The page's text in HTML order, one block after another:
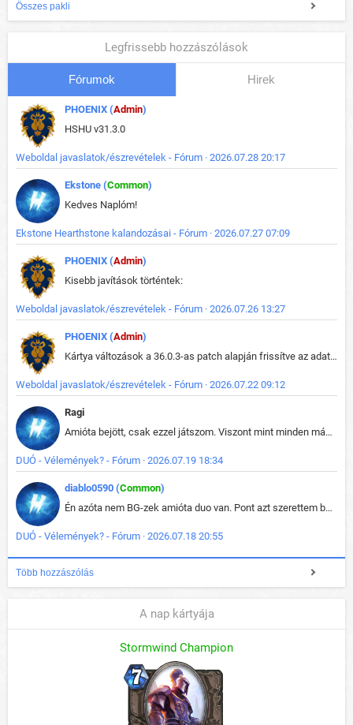
Összes pakli
Legfrissebb hozzászólások
Fórumok Hirek
PHOENIX (Admin)
HSHU v31.3.0
Weboldal javaslatok/észrevételek - Fórum · 2026.07.28 20:17
Ekstone (Common)
Kedves Naplóm!
Ekstone Hearthstone kalandozásai - Fórum · 2026.07.27 07:09
PHOENIX (Admin)
Kisebb javítások történtek:
Weboldal javaslatok/észrevételek - Fórum · 2026.07.26 13:27
PHOENIX (Admin)
Kártya változások a 36.0.3-as patch alapján frissítve az adatbázisban (képek is cserélve).
Weboldal javaslatok/észrevételek - Fórum · 2026.07.22 09:12
Ragi
Amióta bejött, csak ezzel játszom. Viszont mint minden más - akár az alapjáték is, ez is baromira összetett lett. Néha már pár kör után is esélytelen az egész. Vagy irreállisan túltápol valaki, vagy lelép a partner, vagy csak hülye mint a segg. És amikor eljönne az én időm, na akkor jön el mindenki másé is. Engem jobban érdekelne, hogy ki milyen ratingen szokott játszani. Na ez lenne egy érdekes adat.
DUÓ - Vélemények? - Fórum · 2026.07.19 18:34
diablo0590 (Common)
Én azóta nem BG-zek amióta duo van. Pont azt szerettem benne, hogy rajtam múlik mi történik, nem pedig a társamon. Kérem vissza a régi BG-t :D
DUÓ - Vélemények? - Fórum · 2026.07.18 20:55
Több hozzászólás
A nap kártyája
Stormwind Champion